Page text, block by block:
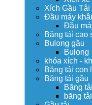
Xích Gầu Tải
Đầu máy
Đầu
Băng tải cao
Bulong gầu
Bulong
khóa xích -
Băng tải con
Băng tải gầu
Băng
băng